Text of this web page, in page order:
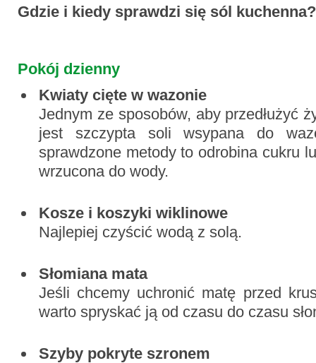
Gdzie i kiedy sprawdzi się sól kuchenna?
Pokój dzienny
Kwiaty cięte w wazonie
Jednym ze sposobów, aby przedłużyć
jest szczypta soli wsypana do
sprawdzone metody to odrobina cukru
wrzucona do wody.
Kosze i koszyki wiklinowe
Najlepiej czyścić wodą z solą.
Słomiana mata
Jeśli chcemy uchronić matę przed
warto spryskać ją od czasu do czasu
Szyby pokryte szronem